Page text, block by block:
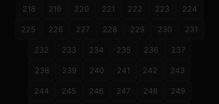
218 219 220 221 222 223 224
225 226 227 228 229 230 231
232 233 234 235 236 237
238 239 240 241 242 243
244 245 246 247 248 249